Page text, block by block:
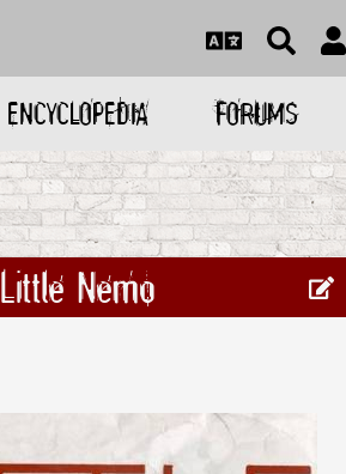
ENCYCLOPEDIA FORUMS
Little Nemo